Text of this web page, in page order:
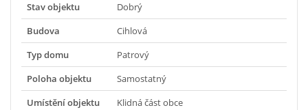
Stav objektu
Dobrý
Budova
Cihlová
Typ domu
Patrový
Poloha objektu
Samostatný
Umístění objektu
Klidná část obce